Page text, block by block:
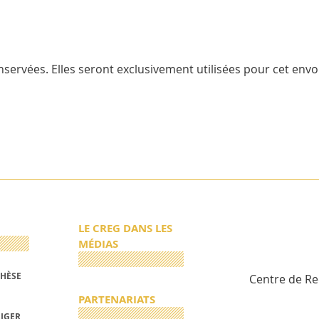
Elles seront exclusivement utilisées pour cet
LE CREG DANS LES
MÉDIAS
PARTENARIATS
Centre de